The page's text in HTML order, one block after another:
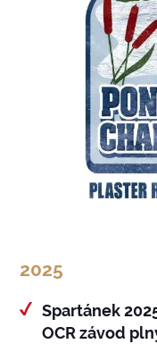
2025
Spartánek
OCR závod